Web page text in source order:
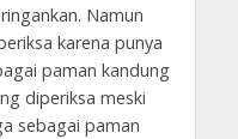
Namun
karena punya
paman kandung
diperiksa meski
sebagai paman